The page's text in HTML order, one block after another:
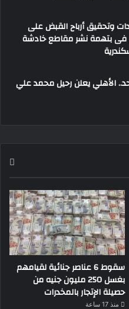
وتحقيق أرباح القبض على
بتهمة نشر مقاطع خادشة
الأهلي يعلن رحيل محمد علي
سقوط 6 عناصر جنائية لقيامهم
بغسل 250 مليون جنيه من
حصيلة الإتجار بالمخدرات
منذ 17 ساعة